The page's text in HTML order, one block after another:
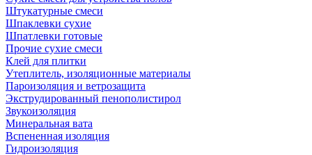
Штукатурные смеси
Шпаклевки сухие
Шпатлевки готовые
Прочие сухие смеси
Клей для плитки
Утеплитель, изоляционные материалы
Пароизоляция и ветрозащита
Экструдированный пенополистирол
Звукоизоляция
Минеральная вата
Вспененная изоляция
Гидроизоляция